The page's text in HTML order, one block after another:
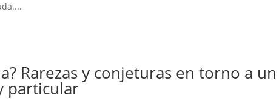
Rarezas y conjeturas en torno a un
particular